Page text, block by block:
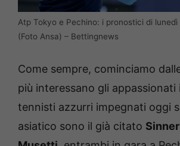
Atp Tokyo e Pechino: i pronostici di
(Foto Ansa) – Bettingnews
Come sempre, cominciamo
più interessano gli appassionati
tennisti azzurri impegnati oggi
asiatico sono il già citato Sinner